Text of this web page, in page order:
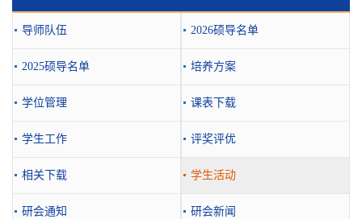
导师队伍 2026硕导名单
2025硕导名单 培养方案
学位管理 课表下载
学生工作 评奖评优
相关下载 学生活动
研会通知 研会新闻